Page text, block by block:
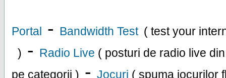
Portal - Bandwidth Test ( test your
) - Radio Live ( posturi de radio live
pe categorii ) - Jocuri ( spuma jocurilor